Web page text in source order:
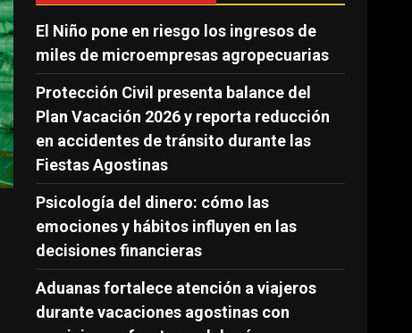
El Niño pone en riesgo los ingresos de
miles de microempresas agropecuarias
Protección Civil presenta balance del
Plan Vacación 2026 y reporta reducción
en accidentes de tránsito durante las
Fiestas Agostinas
Psicología del dinero: cómo las
emociones y hábitos influyen en las
decisiones financieras
Aduanas fortalece atención a viajeros
durante vacaciones agostinas con